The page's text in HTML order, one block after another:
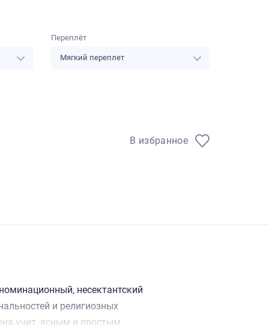
Переплёт
Мягкий переплет
В избранное
несектантский
и религиозных
учит, ясным и простым